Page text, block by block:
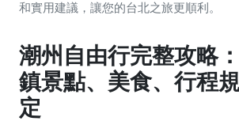
和實用建議，讓您的台北之旅更順利。
潮州自由行完整攻略
鎮景點、美食、行程
定